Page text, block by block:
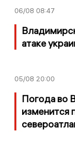
06/08 08:47
атаке
05/08 20:00
Погода во
изменится